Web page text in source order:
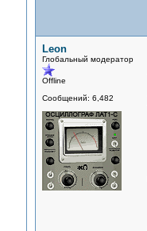
Leon
Глобальный модератор
Offline
Сообщений: 6,482